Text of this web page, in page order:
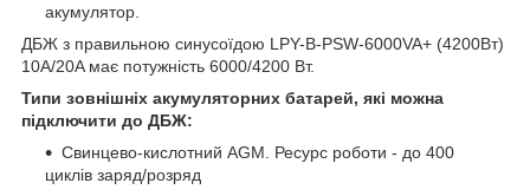
акумулятор.
ДБЖ з правильною синусоїдою LPY-B-PSW-6000VA+ (4200Вт)
10A/20A має потужність 6000/4200 Вт.
Типи зовнішніх акумуляторних батарей, які можна
підключити до ДБЖ:
Свинцево-кислотний AGM. Ресурс роботи - до 400
циклів заряд/розряд